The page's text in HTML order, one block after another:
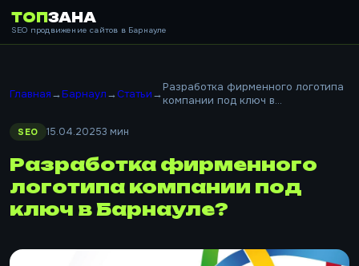
ТОП ЗАНА
SEO продвижение сайтов в Барнауле
Главная→Барнаул→Статьи→Разработка фирменного логотипа
компании под ключ в...
SEO 15.04.20253 мин
Разработка фирменного
логотипа компании под
ключ в Барнауле?